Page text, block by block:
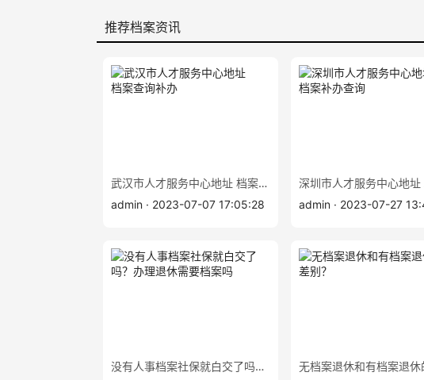
推荐档案资讯
武汉市人才服务中心地址 档案查询补办
admin · 2023-07-07 17:05:28
admin · 2023-07-27
没有人事档案社保就白交了吗？办理退休需要档案吗